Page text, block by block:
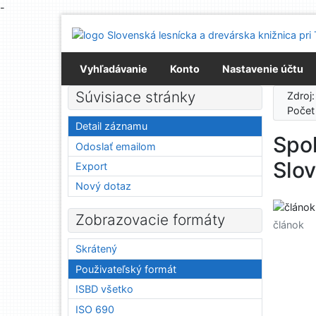
-
Prejsť na menu
Prehlásenie o webovej prístupnosti
Vyhľadávanie
Konto Nastavenie účtu
článok
Súvisiace stránky
Detail záznamu
Odoslať emailom
Export
Nový dotaz
Zobrazovacie formáty
Skrátený
Použivateľský formát
ISBD všetko
ISO 690